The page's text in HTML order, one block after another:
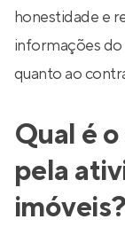
honestidade e
informações
quanto ao
Qual é
pela
imóveis?